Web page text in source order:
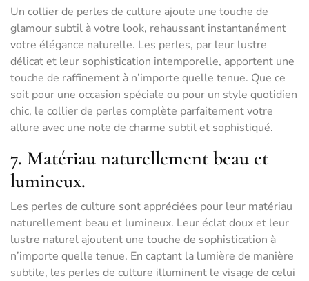
Un collier de perles de culture ajoute une touche de
glamour subtil à votre look, rehaussant instantanément
votre élégance naturelle. Les perles, par leur lustre
délicat et leur sophistication intemporelle, apportent une
touche de raffinement à n’importe quelle tenue. Que ce
soit pour une occasion spéciale ou pour un style quotidien
chic, le collier de perles complète parfaitement votre
allure avec une note de charme subtil et sophistiqué.
7. Matériau naturellement beau et
lumineux.
Les perles de culture sont appréciées pour leur matériau
naturellement beau et lumineux. Leur éclat doux et leur
lustre naturel ajoutent une touche de sophistication à
n’importe quelle tenue. En captant la lumière de manière
subtile, les perles de culture illuminent le visage de celui